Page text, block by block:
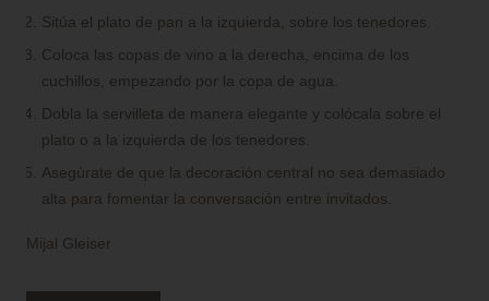
Sitúa el plato de pan a la izquierda, sobre los tenedores.
Coloca las copas de vino a la derecha, encima de los
cuchillos, empezando por la copa de agua.
Dobla la servilleta de manera elegante y colócala sobre el
plato o a la izquierda de los tenedores.
Asegúrate de que la decoración central no sea demasiado
alta para fomentar la conversación entre invitados.
Mijal Gleiser